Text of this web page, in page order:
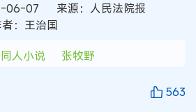
06-07
来源：人民法院报
：王治国
同人小说 张牧野
563